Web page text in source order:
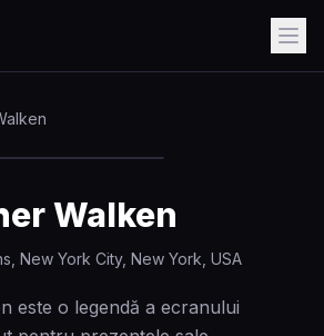
- Acasă
Walken
New York City, New York, USA
este o legendă a ecranului